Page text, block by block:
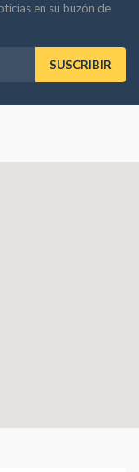
en su buzón de
SUSCRIBIR